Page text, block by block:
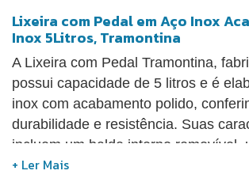
Lixeira com Pedal em Aço Inox
Inox 5Litros, Tramontina
A Lixeira com Pedal Tramontina,
possui capacidade de 5 litros e é
inox com acabamento polido,
durabilidade e resistência. Suas
incluem um balde interno removível,
transporte e uma ventosa na base,